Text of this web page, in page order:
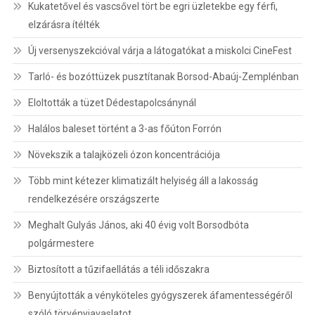
Kukatetővel és vascsővel tört be egri üzletekbe egy férfi,
elzárásra ítélték
Új versenyszekcióval várja a látogatókat a miskolci CineFest
Tarló- és bozóttüzek pusztítanak Borsod-Abaúj-Zemplénban
Eloltották a tüzet Dédestapolcsánynál
Halálos baleset történt a 3-as főúton Forrón
Növekszik a talajközeli ózon koncentrációja
Több mint kétezer klimatizált helyiség áll a lakosság
rendelkezésére országszerte
Meghalt Gulyás János, aki 40 évig volt Borsodbóta
polgármestere
Biztosított a tűzifaellátás a téli időszakra
Benyújtották a vényköteles gyógyszerek áfamentességéről